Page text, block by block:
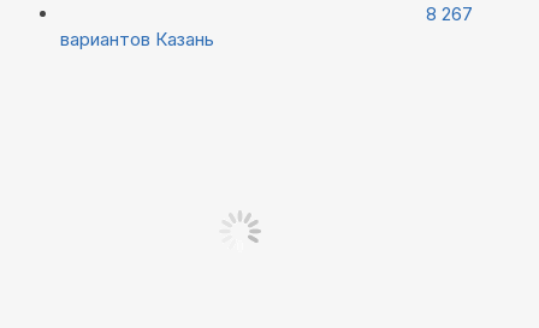
8 267
вариантов Казань